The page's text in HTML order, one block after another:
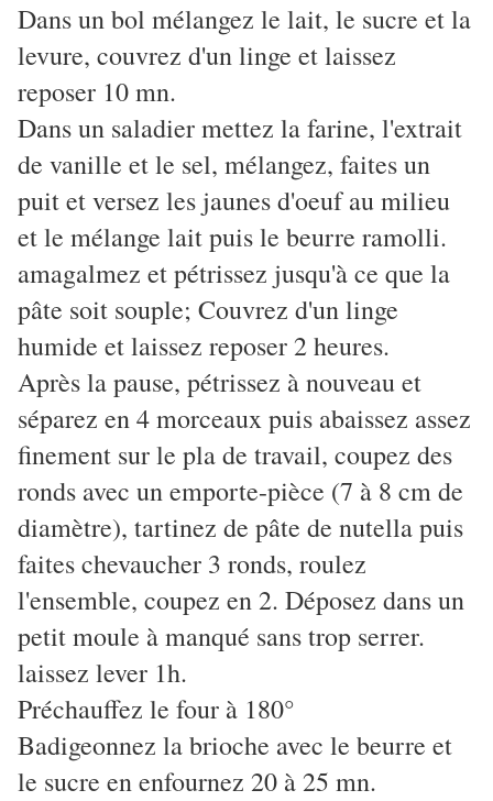
Dans un bol mélangez le lait, le sucre et la
levure, couvrez d'un linge et laissez
reposer 10 mn.
Dans un saladier mettez la farine, l'extrait
de vanille et le sel, mélangez, faites un
puit et versez les jaunes d'oeuf au milieu
et le mélange lait puis le beurre ramolli.
amagalmez et pétrissez jusqu'à ce que la
pâte soit souple; Couvrez d'un linge
humide et laissez reposer 2 heures.
Après la pause, pétrissez à nouveau et
séparez en 4 morceaux puis abaissez assez
finement sur le pla de travail, coupez des
ronds avec un emporte-pièce (7 à 8 cm de
diamètre), tartinez de pâte de nutella puis
faites chevaucher 3 ronds, roulez
l'ensemble, coupez en 2. Déposez dans un
petit moule à manqué sans trop serrer.
laissez lever 1h.
Préchauffez le four à 180°
Badigeonnez la brioche avec le beurre et
le sucre en enfournez 20 à 25 mn.